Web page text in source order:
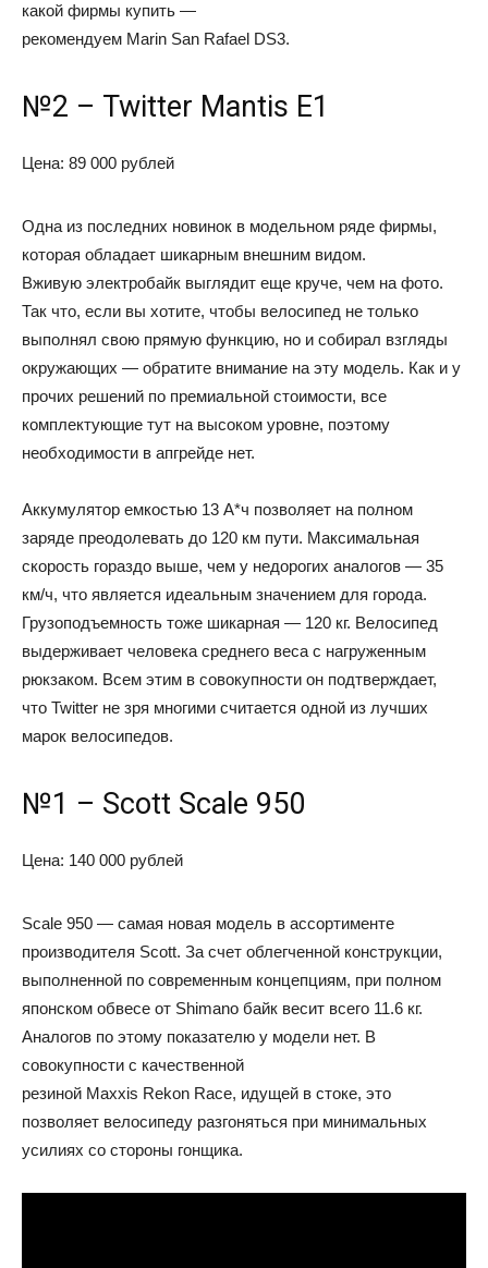
какой фирмы купить —
рекомендуем Marin San Rafael DS3.
№2 – Twitter Mantis E1
Цена: 89 000 рублей
Одна из последних новинок в модельном ряде фирмы,
которая обладает шикарным внешним видом.
Вживую электробайк выглядит еще круче, чем на фото.
Так что, если вы хотите, чтобы велосипед не только
выполнял свою прямую функцию, но и собирал взгляды
окружающих — обратите внимание на эту модель. Как и у
прочих решений по премиальной стоимости, все
комплектующие тут на высоком уровне, поэтому
необходимости в апгрейде нет.
Аккумулятор емкостью 13 А*ч позволяет на полном
заряде преодолевать до 120 км пути. Максимальная
скорость гораздо выше, чем у недорогих аналогов — 35
км/ч, что является идеальным значением для города.
Грузоподъемность тоже шикарная — 120 кг. Велосипед
выдерживает человека среднего веса с нагруженным
рюкзаком. Всем этим в совокупности он подтверждает,
что Twitter не зря многими считается одной из лучших
марок велосипедов.
№1 – Scott Scale 950
Цена: 140 000 рублей
Scale 950 — самая новая модель в ассортименте
производителя Scott. За счет облегченной конструкции,
выполненной по современным концепциям, при полном
японском обвесе от Shimano байк весит всего 11.6 кг.
Аналогов по этому показателю у модели нет. В
совокупности с качественной
резиной Maxxis Rekon Race, идущей в стоке, это
позволяет велосипеду разгоняться при минимальных
усилиях со стороны гонщика.